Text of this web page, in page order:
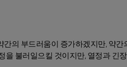
의 부드러움이 증가하겠지만, 약간
불러일으킬 것이지만, 열정과 긴